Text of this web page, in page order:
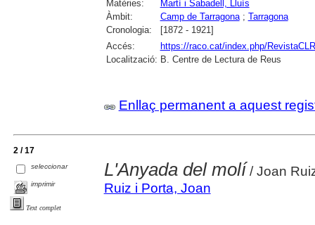
Matèries:
Martí i Sabadell, Lluís
Àmbit:
Camp de Tarragona; Tarragona
Cronologia:
[1872 - 1921]
Accés:
https://raco.cat/index.php/
Localització: B. Centre de Lectura de Reus
Enllaç permanent a aquest
2 / 17
seleccionar
imprimir
Text complet
L'Anyada del molí / Joan
Ruiz i Porta, Joan